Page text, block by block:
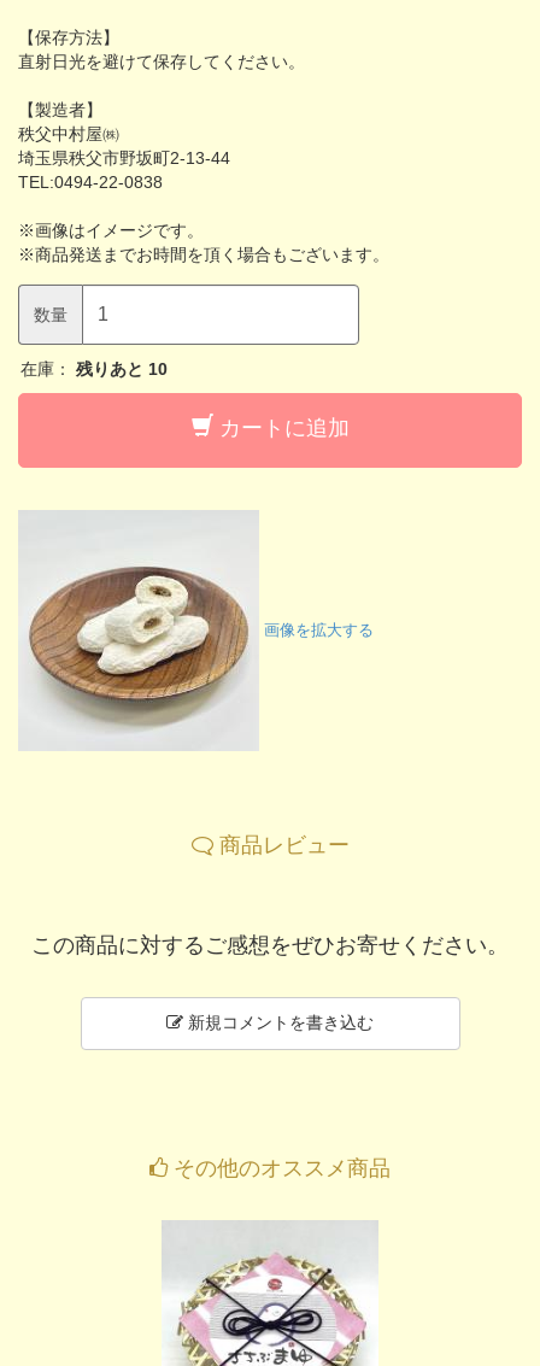
【保存方法】
直射日光を避けて保存してください。
【製造者】
秩父中村屋㈱
埼玉県秩父市野坂町2-13-44
TEL:0494-22-0838
※画像はイメージです。
※商品発送までお時間を頂く場合もございます。
数量
在庫： 残りあと 10
カートに追加
画像を拡大する
商品レビュー
この商品に対するご感想をぜひお寄せください。
新規コメントを書き込む
その他のオススメ商品